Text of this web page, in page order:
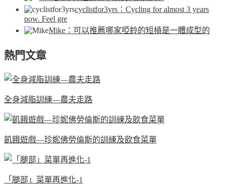
cyclistfor3yrs ：Cycling for almost 3 years
now. Feel gre
Mike ：可以推薦哪家啞鈴的短槓是一體成型的
熱門文章
全身減脂訓練—農夫走路
飢餓遊戲—珍妮佛勞倫斯的訓練及飲食菜單
「腿部」菜單再進化-1